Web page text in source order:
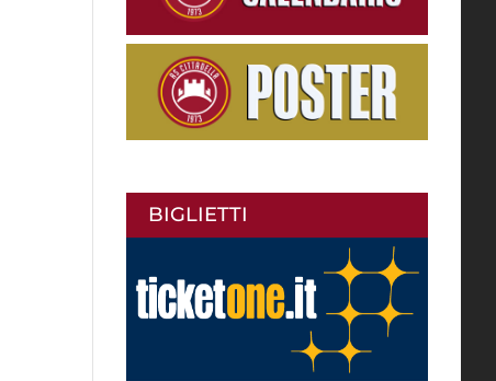
BIGLIETTI